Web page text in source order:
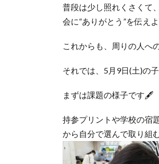
普段は少し照れくさくて
会に“ありがとう”を伝え
これからも、周りの人へ
それでは、5月9日(土)の
まずは課題の様子です🖋
持参プリントや学校の宿
から自分で選んで取り組